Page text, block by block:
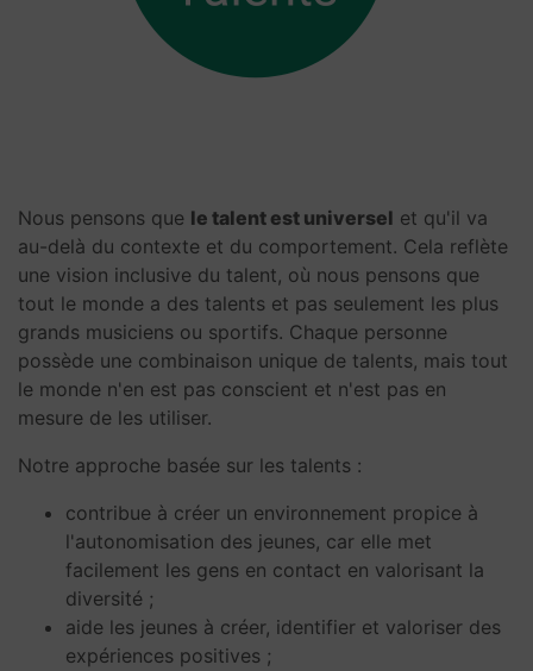
Nous pensons que le talent est universel et qu'il va
au-delà du contexte et du comportement. Cela reflète
une vision inclusive du talent, où nous pensons que
tout le monde a des talents et pas seulement les plus
grands musiciens ou sportifs. Chaque personne
possède une combinaison unique de talents, mais tout
le monde n'en est pas conscient et n'est pas en
mesure de les utiliser.
Notre approche basée sur les talents :
contribue à créer un environnement propice à
l'autonomisation des jeunes, car elle met
facilement les gens en contact en valorisant la
diversité ;
aide les jeunes à créer, identifier et valoriser des
expériences positives ;